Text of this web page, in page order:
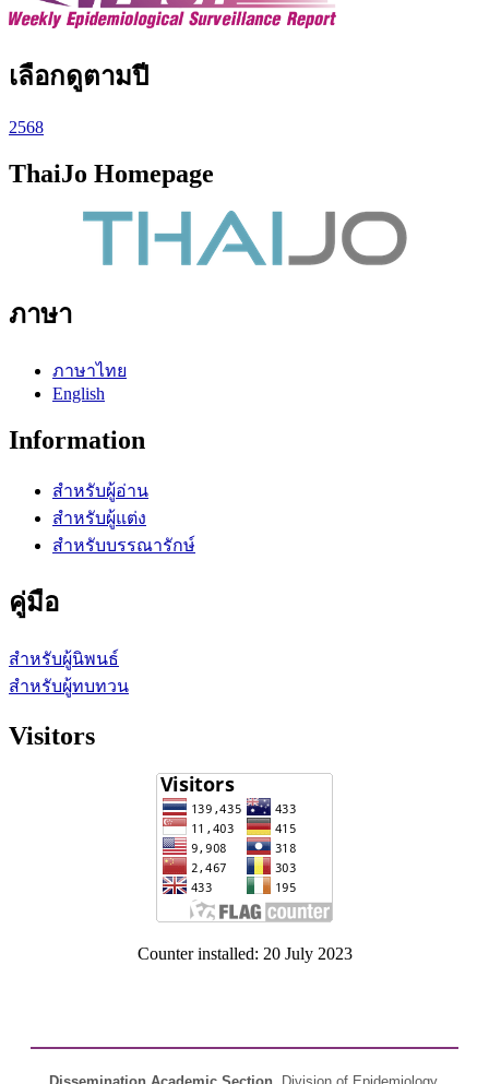
เลือกดูตามปี
2568
ThaiJo Homepage
ภาษา
ภาษาไทย
English
Information
สำหรับผู้อ่าน
สำหรับผู้แต่ง
สำหรับบรรณารักษ์
คู่มือ
สำหรับผู้นิพนธ์
สำหรับผู้ทบทวน
Visitors
Counter installed: 20 July 2023